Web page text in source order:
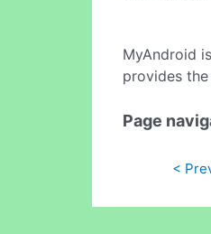
MyAndroid
provides
Page
<